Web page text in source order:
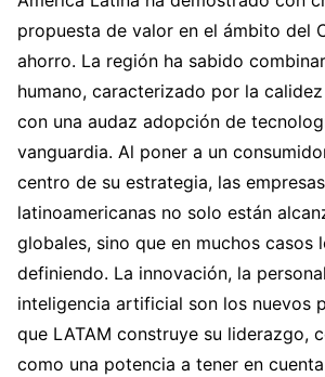
propuesta de valor en el ámbito del
ahorro. La región ha sabido
humano, caracterizado por la
con una audaz adopción de
vanguardia. Al poner a un
centro de su estrategia, las empresas
latinoamericanas no solo están
globales, sino que en muchos casos
definiendo. La innovación, la
inteligencia artificial son los nuevos
que LATAM construye su liderazgo,
como una potencia a tener en